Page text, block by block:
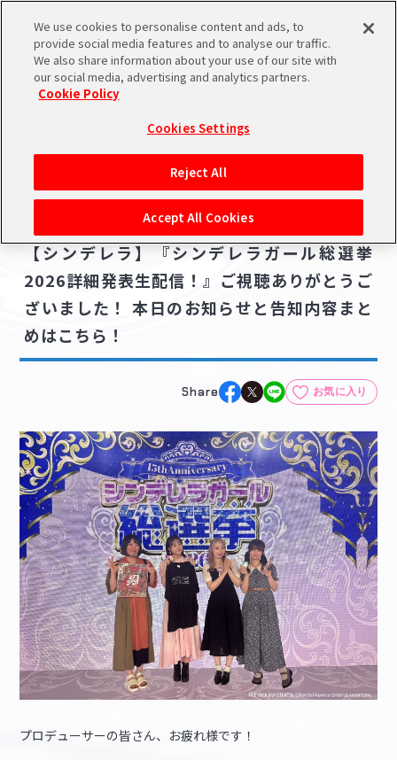
スケジュール 検索
バンダイナムコIDで
アイドルマスター ポータルへの登録について
シリアルコード・
あいことば
活動履歴
閲覧履歴・購入履歴 Pレポ
チェックイン
メモ
マイデスク設定変更 バンダイナムコID Link設定
ニュース
ライブ・イベント アニメ 配信番組
グッズ
2026.05.21
【シンデレラ】『シンデレラガール総選挙
2026詳細発表生配信！』ご視聴ありがとうご
ざいました！ 本日のお知らせと告知内容まと
めはこちら！
Share お気に入り
プロデューサーの皆さん、お疲れ様です！
We use cookies to personalise content and ads, to
provide social media features and to analyse our traffic.
We also share information about your use of our site with
our social media, advertising and analytics partners.
Cookie Policy
Cookies Settings
Reject All
Accept All Cookies